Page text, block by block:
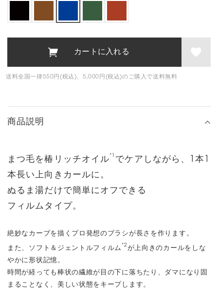
送料全国一律550円(税込)、5,000円(税込)のご購入で送料無料
商品説明
まつ毛を椿リッチオイル*1 でケアしながら、
1本1
本長い上向きカールに。
ぬるま湯だけで簡単にオフできる
フィルムタイプ。
絶妙なカーブを描くプロ発想のブラシが長さを作ります。
また、ソフト＆ジェントルフィルム *2が上向きのカールをしな
やかに形状記憶。
時間が経っても棒状の繊維が目の下に落ちたり、ダマになり固
まることなく、美しい状態をキープします。